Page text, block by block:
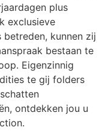
plus
exclusieve
kunnen zij
bestaan te
Eigenzinnig
te gij folders
ontdekken jou u